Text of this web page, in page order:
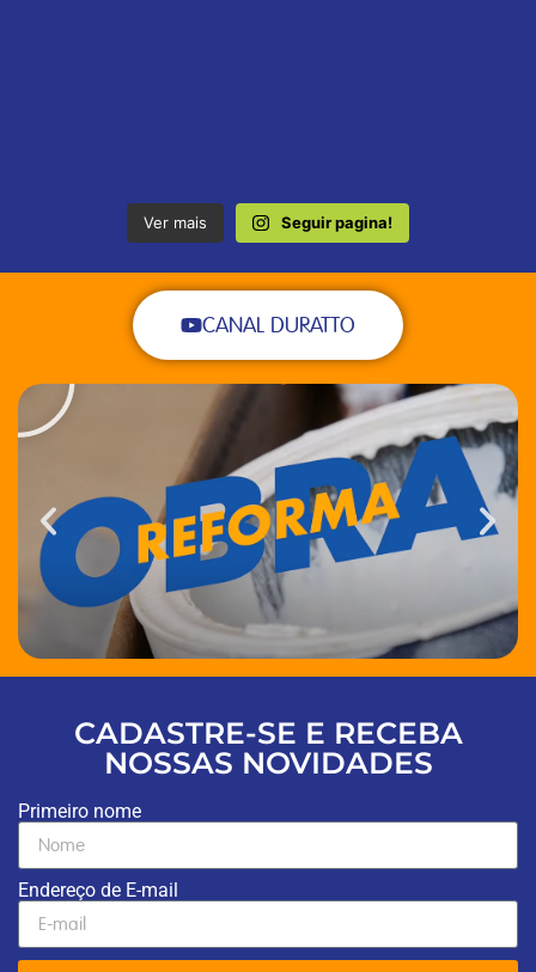
Ver mais Seguir pagina!
CANAL DURATTO
CADASTRE-SE E RECEBA
NOSSAS NOVIDADES
Primeiro nome
Endereço de E-mail